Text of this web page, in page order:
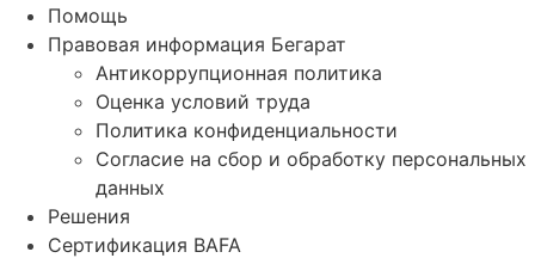
Помощь
Правовая информация Бегарат
Антикоррупционная политика
Оценка условий труда
Политика конфиденциальности
Согласие на сбор и обработку персональных
данных
Решения
Сертификация BAFA